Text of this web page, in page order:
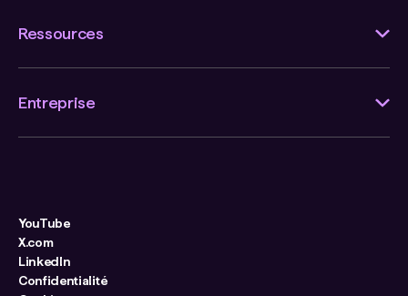
Ressources
Entreprise
YouTube
X.com
LinkedIn
Confidentialité